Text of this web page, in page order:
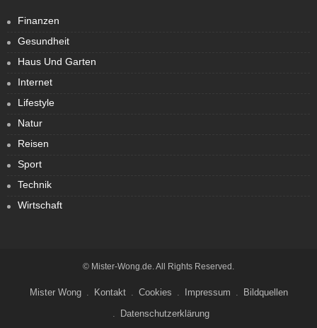
Finanzen
Gesundheit
Haus Und Garten
Internet
Lifestyle
Natur
Reisen
Sport
Technik
Wirtschaft
© Mister-Wong.de. All Rights Reserved.
Mister Wong Kontakt Cookies Impressum
Bildquellen
Datenschutzerklärung